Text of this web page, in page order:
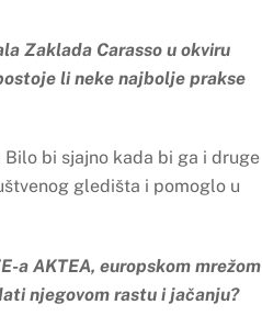
Zaklada Carasso u okviru
li neke najbolje prakse
bi sjajno kada bi ga i druge
gledišta i pomoglo u
a AKTEA, europskom mrežom
njegovom rastu i jačanju?